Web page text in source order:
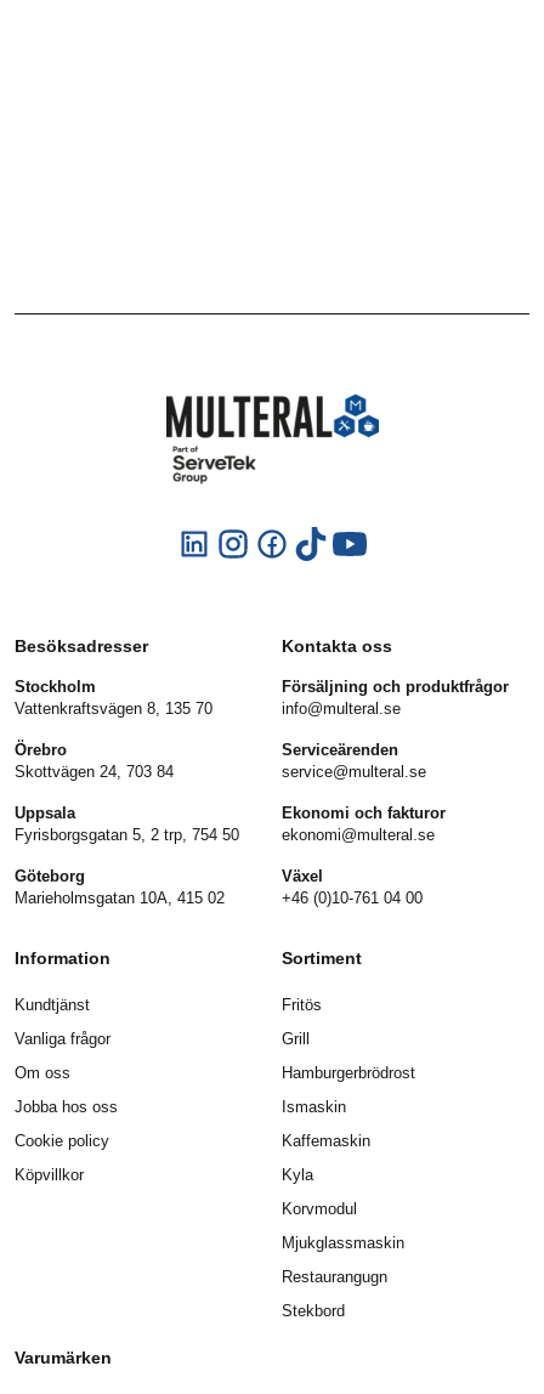
Besöksadresser
Stockholm
Vattenkraftsvägen 8, 135 70
Örebro
Skottvägen 24, 703 84
Uppsala
Fyrisborgsgatan 5, 2 trp, 754 50
Göteborg
Marieholmsgatan 10A, 415 02
Kontakta oss
Försäljning och produktfrågor
info@multeral.se
Serviceärenden
service@multeral.se
Ekonomi och fakturor
ekonomi@multeral.se
Växel
+46 (0)10-761 04 00
Information
Kundtjänst
Vanliga frågor
Om oss
Jobba hos oss
Cookie policy
Köpvillkor
Sortiment
Fritös
Grill
Hamburgerbrödrost
Ismaskin
Kaffemaskin
Kyla
Korvmodul
Mjukglassmaskin
Restaurangugn
Stekbord
Varumärken